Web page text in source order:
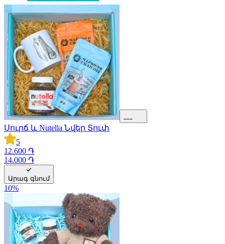
Սուրճ և Nutella Նվեր Տուփ
5
12.600 ֏
14.000 ֏
Արագ գնում
10%